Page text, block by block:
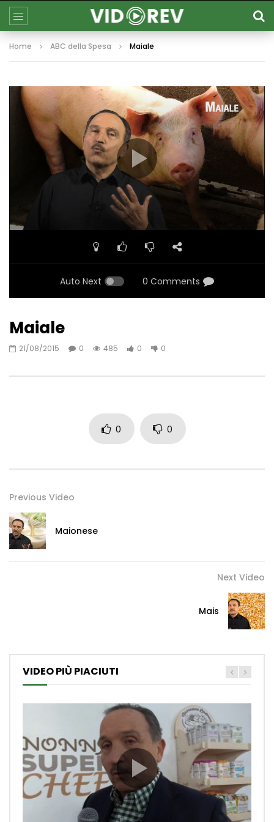
Home ABC della Spesa Maiale
Auto Next 0 Comments
Maiale
21/08/2015 0 485 0 0
0 0
Previous Video
Maionese
Next Video
Mais
VIDEO PIÙ PIACIUTI